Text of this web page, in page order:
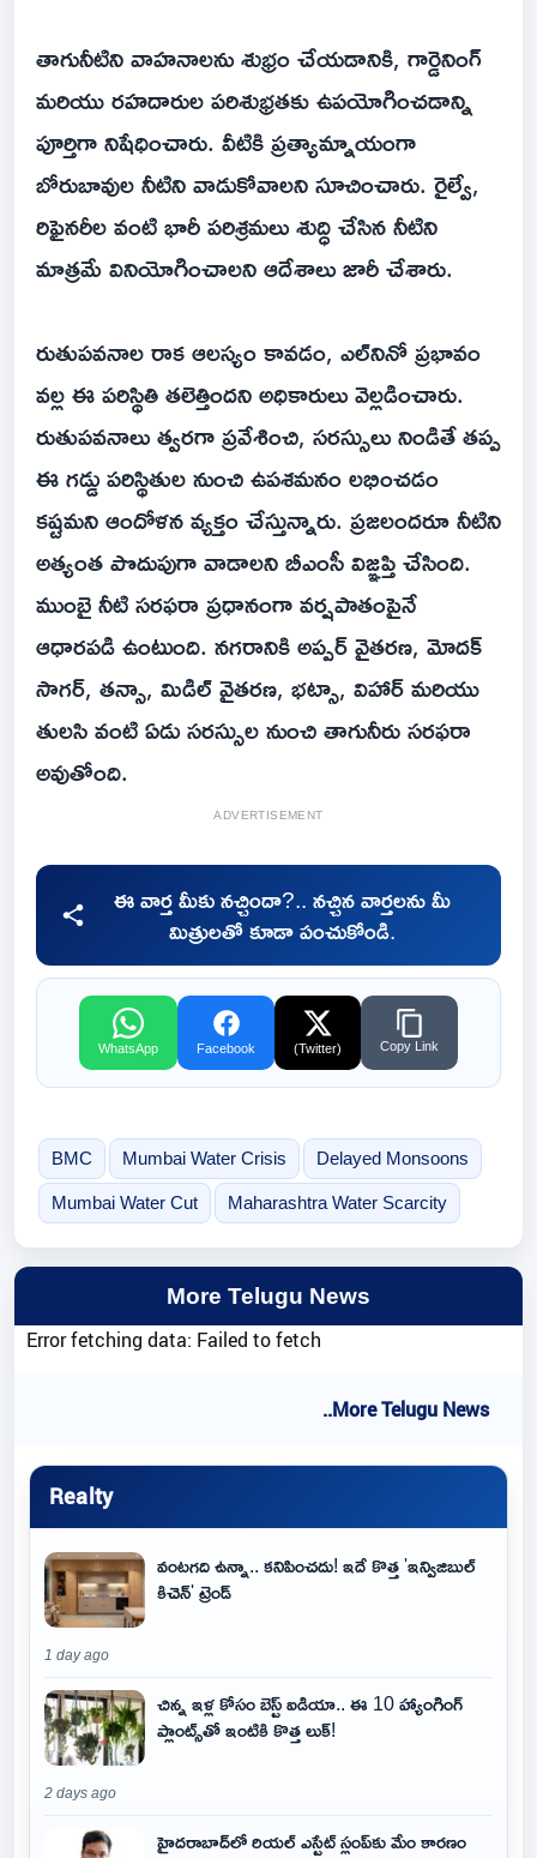
తాగునీటిని వాహనాలను శుభ్రం చేయడానికి, గార్డెనింగ్
మరియు రహదారుల పరిశుభ్రతకు ఉపయోగించడాన్ని
పూర్తిగా నిషేధించారు. వీటికి ప్రత్యామ్నాయంగా
బోరుబావుల నీటిని వాడుకోవాలని సూచించారు. రైల్వే,
రిఫైనరీల వంటి భారీ పరిశ్రమలు శుద్ధి చేసిన నీటిని
మాత్రమే వినియోగించాలని ఆదేశాలు జారీ చేశారు.
రుతుపవనాల రాక ఆలస్యం కావడం, ఎల్‌నినో ప్రభావం
వల్ల ఈ పరిస్థితి తలెత్తిందని అధికారులు వెల్లడించారు.
రుతుపవనాలు త్వరగా ప్రవేశించి, సరస్సులు నిండితే తప్ప
ఈ గడ్డు పరిస్థితుల నుంచి ఉపశమనం లభించడం
కష్టమని ఆందోళన వ్యక్తం చేస్తున్నారు. ప్రజలందరూ నీటిని
అత్యంత పొదుపుగా వాడాలని బీఎంసీ విజ్ఞప్తి చేసింది.
ముంబై నీటి సరఫరా ప్రధానంగా వర్షపాతంపైనే
ఆధారపడి ఉంటుంది. నగరానికి అప్పర్ వైతరణ, మోదక్
సాగర్, తన్సా, మిడిల్ వైతరణ, భట్సా, విహార్ మరియు
తులసి వంటి ఏడు సరస్సుల నుంచి తాగునీరు సరఫరా
అవుతోంది.
ADVERTISEMENT
ఈ వార్త మీకు నచ్చిందా?.. నచ్చిన వార్తలను మీ
మిత్రులతో కూడా పంచుకోండి.
WhatsApp Facebook (Twitter) Copy Link
BMC Mumbai Water Crisis Delayed Monsoons
Mumbai Water Cut Maharashtra Water Scarcity
More Telugu News
Error fetching data: Failed to fetch
..More Telugu News
Realty
వంటగది ఉన్నా.. కనిపించదు! ఇదే కొత్త 'ఇన్విజిబుల్
కిచెన్' ట్రెండ్
1 day ago
చిన్న ఇళ్ల కోసం బెస్ట్ ఐడియా.. ఈ 10 హ్యాంగింగ్
ప్లాంట్స్‌తో ఇంటికి కొత్త లుక్!
2 days ago
హైదరాబాద్‌లో రియల్ ఎస్టేట్ స్లంప్‌కు మేం కారణం